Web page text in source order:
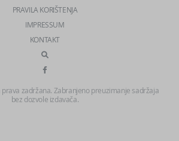
PRAVILA KORIŠTENJA
IMPRESSUM
KONTAKT
zadržana. Zabranjeno preuzimanje sadržaja
bez dozvole izdavača.